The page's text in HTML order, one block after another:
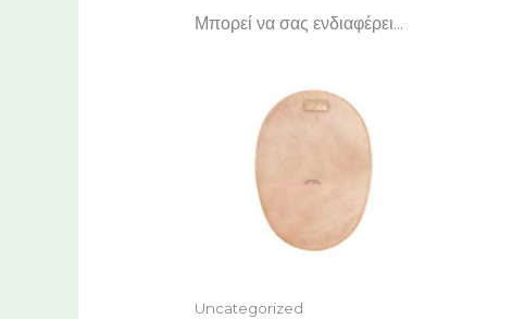
Μπορεί να σας ενδιαφέρει...
Uncategorized